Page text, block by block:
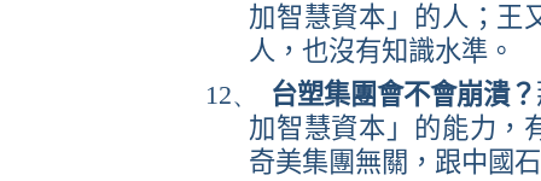
加智慧資本」的人；王
人，也沒有知識水準。
12、
台塑集團會不會崩潰？
加智慧資本」的能力，
奇美集團無關，跟中國